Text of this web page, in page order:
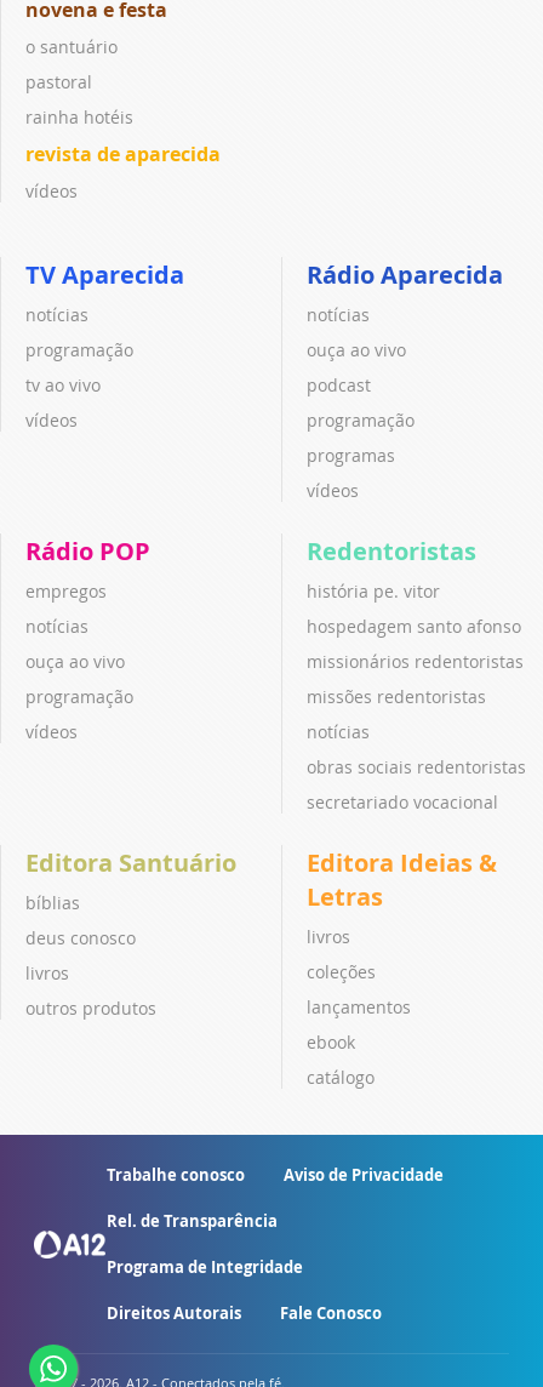
novena e festa
o santuário
pastoral
rainha hotéis
revista de aparecida
vídeos
TV Aparecida
notícias
programação
tv ao vivo
vídeos
Rádio Aparecida
notícias
ouça ao vivo
podcast
programação
programas
vídeos
Rádio POP
empregos
notícias
ouça ao vivo
programação
vídeos
Redentoristas
história pe. vitor
hospedagem santo afonso
missionários redentoristas
missões redentoristas
notícias
obras sociais redentoristas
secretariado vocacional
Editora Santuário
bíblias
deus conosco
livros
outros produtos
Editora Ideias &
Letras
livros
coleções
lançamentos
ebook
catálogo
Trabalhe conosco Aviso de Privacidade
Rel. de Transparência
Programa de Integridade
Direitos Autorais Fale Conosco
© 2007 - 2026. A12 - Conectados pela fé.